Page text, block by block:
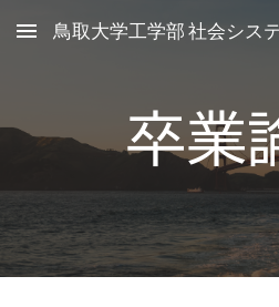
Skip to main content
卒業